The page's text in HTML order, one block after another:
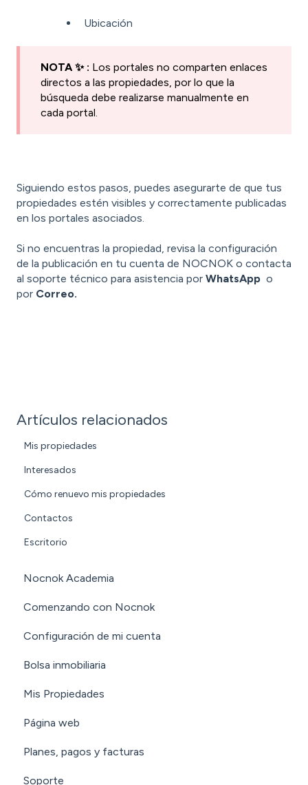
Ubicación
NOTA ✨ : Los portales no comparten enlaces
directos a las propiedades, por lo que la
búsqueda debe realizarse manualmente en
cada portal.
Siguiendo estos pasos, puedes asegurarte de que tus
propiedades estén visibles y correctamente publicadas
en los portales asociados.
Si no encuentras la propiedad, revisa la configuración
de la publicación en tu cuenta de NOCNOK o contacta
al soporte técnico para asistencia por WhatsApp o
por Correo.
Artículos relacionados
Mis propiedades
Interesados
Cómo renuevo mis propiedades
Contactos
Escritorio
Nocnok Academia
Comenzando con Nocnok
Configuración de mi cuenta
Bolsa inmobiliaria
Mis Propiedades
Página web
Planes, pagos y facturas
Soporte